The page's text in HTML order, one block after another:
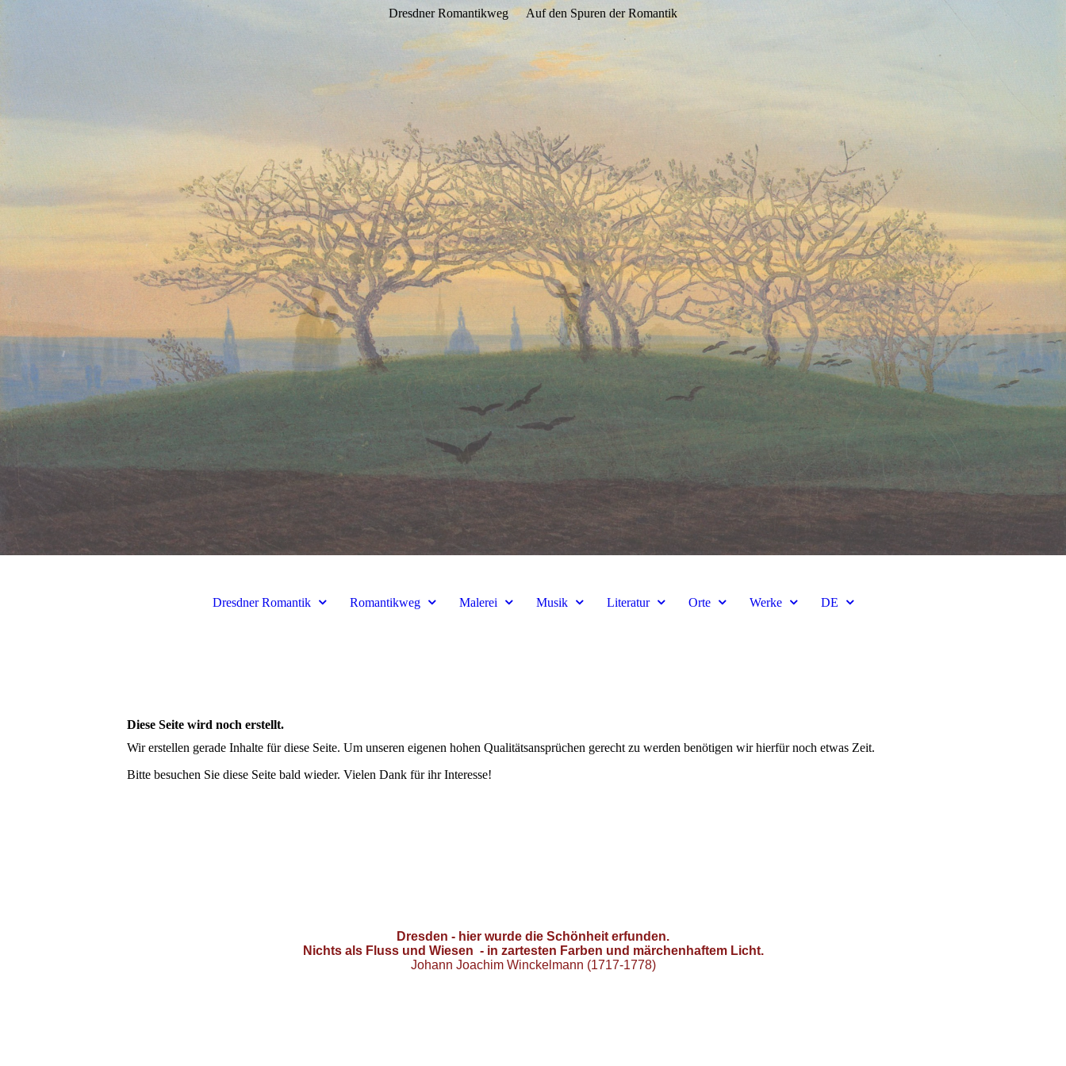
Dresdner Romantikweg Auf den Spuren der Romantik
Dresdner Romantik Romantikweg Malerei Musik Literatur Orte Werke DE
Diese Seite wird noch erstellt.
Wir erstellen gerade Inhalte für diese Seite. Um unseren eigenen hohen Qualitätsansprüchen gerecht zu werden benötigen wir hierfür noch etwas Zeit.
Bitte besuchen Sie diese Seite bald wieder. Vielen Dank für ihr Interesse!
Dresden - hier wurde die Schönheit erfunden.
Nichts als Fluss und Wiesen -in zartesten Farben und märchenhaftem Licht.
Johann Joachim Winckelmann (1717-1778)